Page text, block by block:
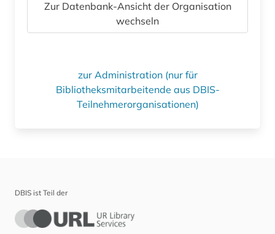
Zur Datenbank-Ansicht der Organisation
wechseln
zur Administration (nur für
Bibliotheksmitarbeitende aus DBIS-
Teilnehmerorganisationen)
DBIS ist Teil der